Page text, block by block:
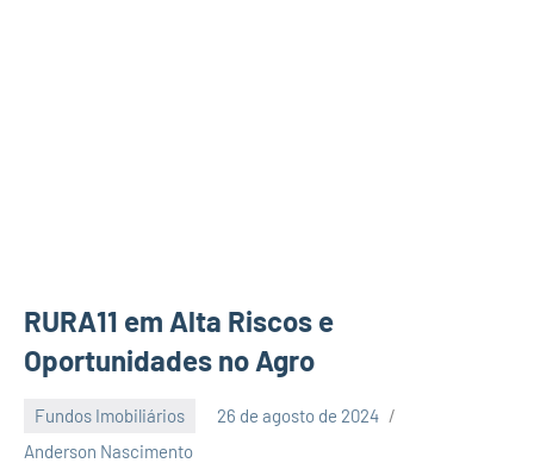
RURA11 em Alta Riscos e
Oportunidades no Agro
Fundos Imobiliários
26 de agosto de 2024
Anderson Nascimento
Nenhum